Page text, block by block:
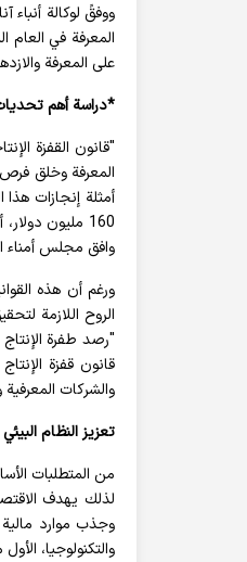
ووفقً لوكالة أنباء
المعرفة في
على المعرفة والازدهار
*دراسة أهم تحديات
المعرفة وخلق فرص
أمثلة إنجازات
وافق مجلس أمناء
ورغم أن هذه
"رصد طفرة
قانون قفزة
والشركات
تعزيز النظام
من المتطلبات
لذلك يهدف
وجذب موارد
والتكنولوجيا،